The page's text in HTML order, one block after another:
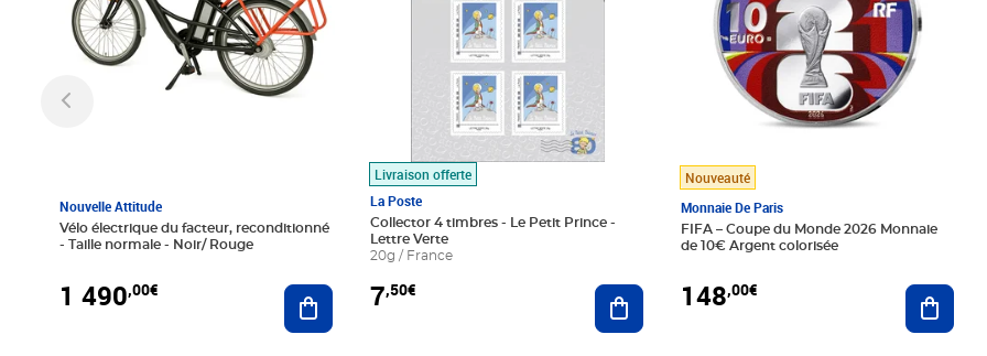
Nouvelle Attitude
Vélo électrique du facteur, reconditionné
- Taille normale - Noir/ Rouge
1 490,00€ Ajouter au panier
Livraison offerte
La Poste
Collector 4 timbres - Le Petit Prince -
Lettre Verte
20g / France
7,50€ Ajouter au panier
Nouveauté
Monnaie De Paris
FIFA – Coupe du Monde 2026 Monnaie
de 10€ Argent colorisée
148,00€